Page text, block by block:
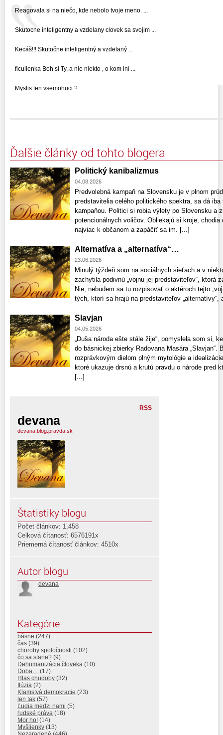
Reagovala si na niečo, kde nebolo tvoje meno. ...
Skutocne inteligentny a vzdelany clovek sa svojim ...
Kecáš!!! Skutočne inteligentný a vzdelaný ...
ficulienka Boh si Ty, a nie niekto , o kom iní ...
Myslis ten vsemohuci ? ...
Ďalšie články od tohto blogera
Politický kanibalizmus
04.08.2026
Predvolebná kampaň na Slovensku je v plnom
predstavitelia celého politického spektra, sa dá
kampaňou. Politici si robia výlety po Slovensku a
potencionálnych voličov. Obliekajú si kroje,
najviac k občanom a zapáčiť sa im. [...]
Alternatíva a „alternatíva“…
23.06.2026
Minulý týždeň som na sociálnych sieťach a v
zachytila podivnú „vojnu jej predstaviteľov“, ktorá
Nie, nebudem sa tu rozpisovať o aktéroch tejto
tých, ktorí sa hrajú na predstaviteľov „alternatívy“,
Slavjan
04.05.2026
„Duša národa ešte stále žije“, pomyslela som si,
do básnickej zbierky Radovana Masára „Slavjan“.
rozprávkovým dielom plným mytológie a
ktoré ukazuje drsnú a krutú pravdu o národe pred
[...]
RSS
devana
devana.blog.pravda.sk
Štatistiky blogu
Počet článkov: 1,458
Celková čítanosť: 6576191x
Priemerná čítanosť článkov: 4510x
Autor blogu
devana
Kategórie
básne (247)
čas (39)
choroby spoločnosti (102)
čo sa stane? (9)
Dehumanizácia človeka (10)
Doba…
(17)
Hlas chudoby (32)
Ilúzia (2)
Klamstvá demokracie (23)
len tak (57)
Ľudia medzi nami (5)
ľudské práva (18)
Mor ho! (14)
Myšlienky (13)